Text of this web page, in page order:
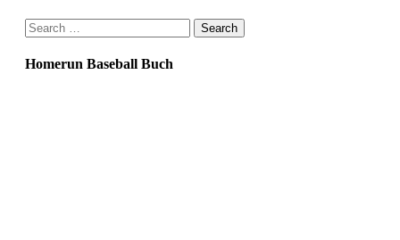
Search
for:
Homerun Baseball Buch